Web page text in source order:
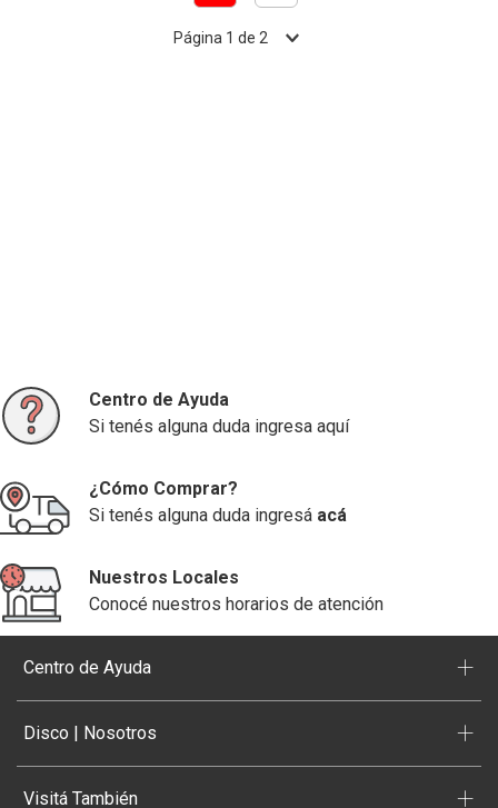
Página 1 de 2
Centro de Ayuda
Si tenés alguna duda ingresa aquí
¿Cómo Comprar?
Si tenés alguna duda ingresá acá
Nuestros Locales
Conocé nuestros horarios de atención
Centro de Ayuda +
Disco | Nosotros +
Visitá También +